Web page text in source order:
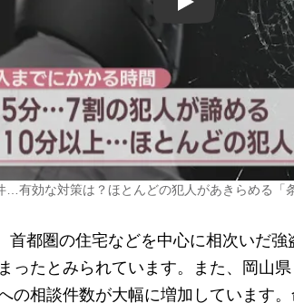
Play
…有効な対策は？ほとんどの犯人があきらめる「
都圏の住宅などを中心に相次いだ強
ったとみられています。また、岡山
の相談件数が大幅に増加しています